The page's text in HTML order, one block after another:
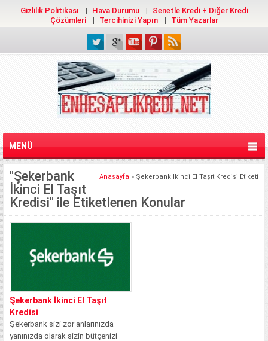
Gizlilik Politikası Hava Durumu
Senetle Kredi + Diğer Kredi
Çözümleri
Tercihinizi Yapın Tüm Yazarlar
MENÜ
Anasayfa » Şekerbank İkinci El Taşıt Kredisi Etiketi
"Şekerbank
İkinci El Taşıt
Kredisi" ile Etiketlenen Konular
Şekerbank İkinci El Taşıt
Kredisi
Şekerbank sizi zor anlarınızda
yanınızda olarak sizin bütçenizi